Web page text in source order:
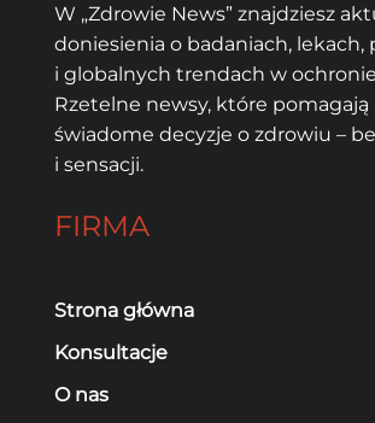
W „Zdrowie News” znajdziesz
doniesienia o badaniach, lekach,
i globalnych trendach w
Rzetelne newsy, które
świadome decyzje o zdrowiu –
i sensacji.
FIRMA
Strona główna
Konsultacje
O nas